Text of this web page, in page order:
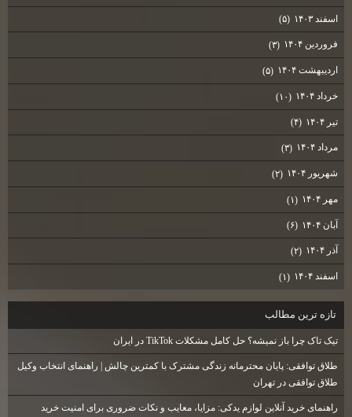
اسفند ۱۴۰۳ (۵)
فروردین ۱۴۰۴ (۳)
اردیبهشت ۱۴۰۴ (۵)
خرداد ۱۴۰۴ (۱۰)
تیر ۱۴۰۴ (۴)
مرداد ۱۴۰۴ (۳)
شهریور ۱۴۰۴ (۲)
مهر ۱۴۰۴ (۱)
آبان ۱۴۰۴ (۶)
آذر ۱۴۰۴ (۲)
اسفند ۱۴۰۴ (۱)
تازه ترين مطالب
تیک تاک چرا باز نمیشه؟ حل کامل مشکلات TikTok در ایران
طلاق توافقی: پایان محترمانه زندگی مشترک با کمترین چالش | راهنمای انتخاب وکیل
طلاق توافقی در تهران
راهنمای خرید آنلاین لوازم یدکی: مزایا، معایب و نکات ضروری برای امنیت خرید